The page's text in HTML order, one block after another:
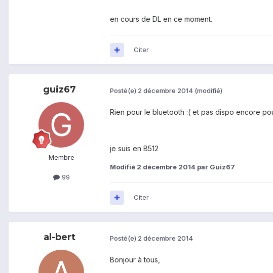
en cours de DL en ce moment.
Citer
guiz67
Membre
99
Posté(e) 2 décembre 2014 (modifié)
Rien pour le bluetooth :( et pas dispo encore
je suis en B512
Modifié 2 décembre 2014 par Guiz67
Citer
al-bert Posté(e) 2 décembre 2014
Bonjour à tous,